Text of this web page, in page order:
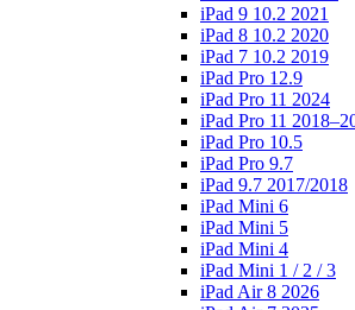
iPad 9 10.2 2021
iPad 8 10.2 2020
iPad 7 10.2 2019
iPad Pro 12.9
iPad Pro 11 2024
iPad Pro 11
iPad Pro 10.5
iPad Pro 9.7
iPad 9.7 2017/2018
iPad Mini 6
iPad Mini 5
iPad Mini 4
iPad Mini 1 / 2 / 3
iPad Air 8 2026